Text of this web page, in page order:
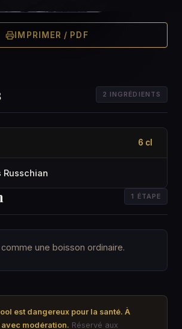
IMPRIMER / PDF
2 INGRÉDIENTS
6 cl
Russchian
1 ÉTAPE
une boisson ordinaire.
est dangereux pour la santé. À
modération. Réservé aux